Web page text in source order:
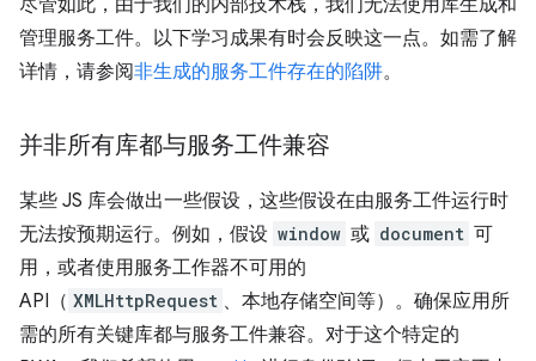
尽管如此，由于我们的内部技术栈，我们无法使用库生成和
管理服务工件。以下学习成果有时会反映这一点。如需了解
详情，请参阅非生成的服务工件存在的陷阱。
并非所有库都与服务工件兼容
某些 JS 库会做出一些假设，这些假设在由服务工件运行时
无法按预期运行。例如，假设 window 或 document 可
用，或者使用服务工作器不可用的
API（ XMLHttpRequest 、本地存储空间等）。确保应用所
需的所有关键库都与服务工件兼容。对于这个特定的